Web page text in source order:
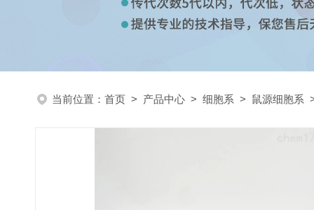
当前位置： 首页 > 产品中心 > 细胞系 > 鼠源细胞系